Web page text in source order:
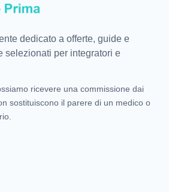
dedicato a offerte, guide e
selezionati per integratori e
ricevere una commissione dai
sostituiscono il parere di un medico o